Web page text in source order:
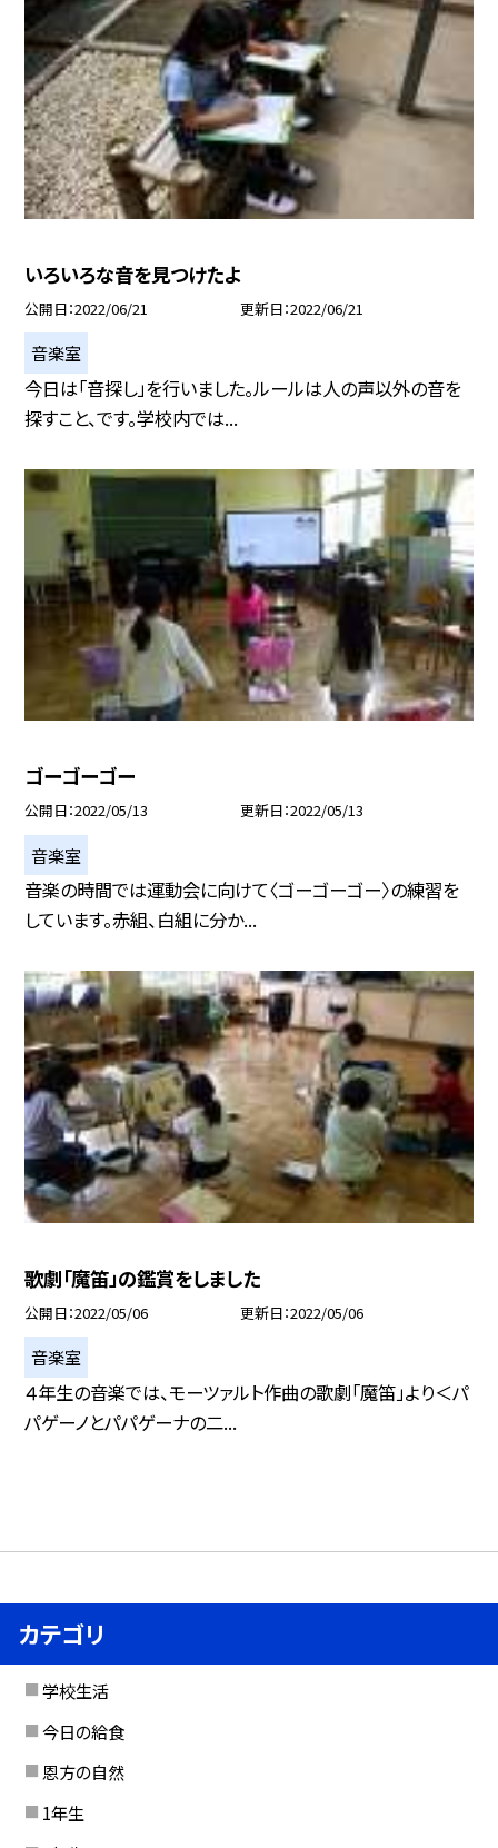
いろいろな音を見つけたよ
公開日 2022/06/21 更新日 2022/06/21
音楽室
今日は「音探し」を行いました。ルールは人の声以外の音を
探すこと、です。学校内では...
ゴーゴーゴー
公開日 2022/05/13 更新日 2022/05/13
音楽室
音楽の時間では運動会に向けて〈ゴーゴーゴー〉の練習を
しています。赤組、白組に分か...
歌劇「魔笛」の鑑賞をしました
公開日 2022/05/06 更新日 2022/05/06
音楽室
４年生の音楽では、モーツァルト作曲の歌劇「魔笛」より＜パ
パゲーノとパパゲーナの二...
カテゴリ
学校生活
今日の給食
恩方の自然
1年生